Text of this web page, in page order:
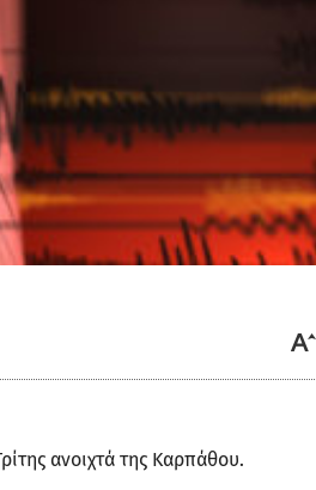
ανοιχτά της Καρπάθου.